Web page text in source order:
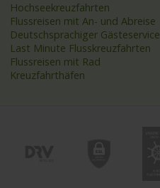
Hochseekreuzfahrten
Flussreisen mit An- und Abreise
Deutschsprachiger Gästeservice
Last Minute Flusskreuzfahrten
Flussreisen mit Rad
Kreuzfahrthäfen